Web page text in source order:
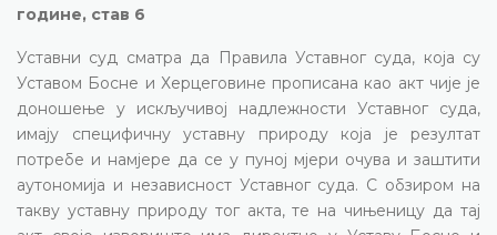
године, став 6
Уставни суд сматра да Правила Уставног суда, која су
Уставом Босне и Херцеговине прописана као акт чије је
доношење у искључивој надлежности Уставног суда,
имају специфичну уставну природу која је резултат
потребе и намјере да се у пуној мјери очува и заштити
аутономија и независност Уставног суда. С обзиром на
такву уставну природу тог акта, те на чињеницу да тај